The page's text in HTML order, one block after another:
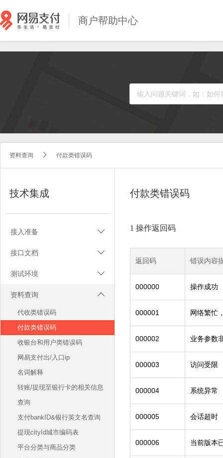
商户帮助中心
资料查询  付款类错误码
技术集成
接入准备 
网易支付接入流程
接口规范
安全规范
接口文档 
银行卡支付API
支付通知API
银行卡签约API
银行卡签约验证API
银行卡解约API
退款API
关闭订单API
单笔订单查询API
批量订单查询API
银行卡签约列表查询API
银行卡卡BIN查询API
获取可用银行网关API
测试环境 
使用方法
资料查询 
代收类错误码
付款类错误码
收银台和用户类错误码
网易支付出/入口ip
名词解释
转账/提现至银行卡的相关信息
查询
支付bankID&银行英文名查询
提现cityId城市编码表
平台分类与商品分类
付款类错误码
1 操作返回码
返回码 错误内容
000000 操作成功
000001 网络繁忙
000002 业务参数
000003 访问受限
000004 系统异常
000005 会话超时
000006 当前版本